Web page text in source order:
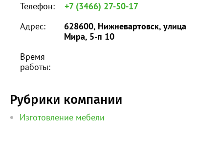
Телефон:
+7 (3466) 27-50-17
Адрес:
628600, Нижневартовск, улица
Мира, 5-п 10
Время
работы:
Рубрики компании
Изготовление мебели